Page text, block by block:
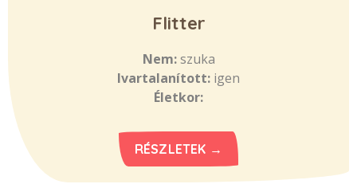
Flitter
Nem:szuka
Ivartalanított: igen
Életkor:
RÉSZLETEK →